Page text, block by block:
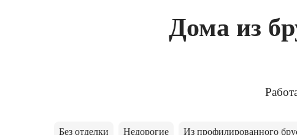
Дома из
Без отделки Недорогие Из профилированного